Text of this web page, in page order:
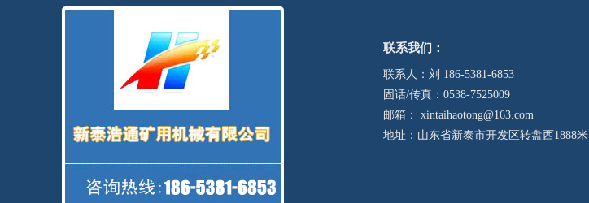
联系我们：
联系人：刘 186-5381-6853
固话/传真：0538-7525009
邮箱： xintaihaotong@163.com
地址：山东省新泰市开发区转盘西1888米